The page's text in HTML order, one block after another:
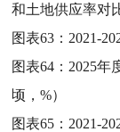
和土地供应率对
图表63： 2021-
图表64： 2025年
顷，%）
图表65： 2021-